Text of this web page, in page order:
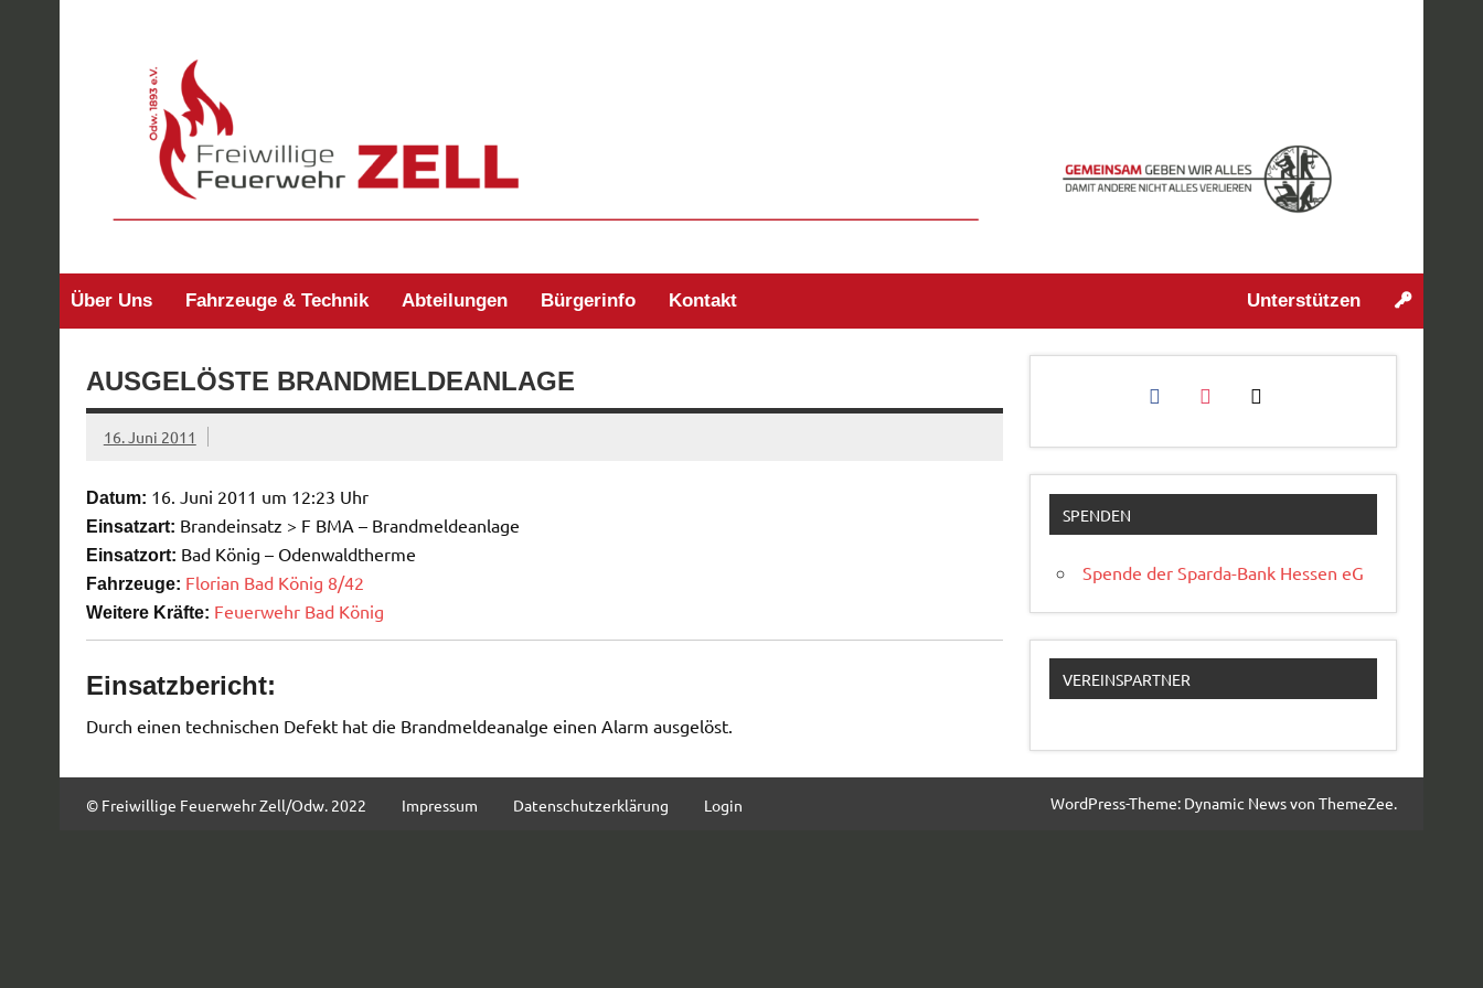
Über Uns Fahrzeuge & Technik Abteilungen Bürgerinfo Kontakt Unterstützen
AUSGELÖSTE BRANDMELDEANLAGE
16. Juni 2011
Datum: 16. Juni 2011 um 12:23 Uhr
Einsatzart: Brandeinsatz > F BMA – Brandmeldeanlage
Einsatzort: Bad König – Odenwaldtherme
Fahrzeuge: Florian Bad König 8/42
Weitere Kräfte: Feuerwehr Bad König
Einsatzbericht:
Durch einen technischen Defekt hat die Brandmeldeanalge einen Alarm ausgelöst.
facebookinstagram
mail
SPENDEN
Spende der Sparda-Bank Hessen eG
VEREINSPARTNER
© Freiwillige Feuerwehr Zell/Odw. 2022 Impressum Datenschutzerklärung Login WordPress-Theme: Dynamic News von ThemeZee.